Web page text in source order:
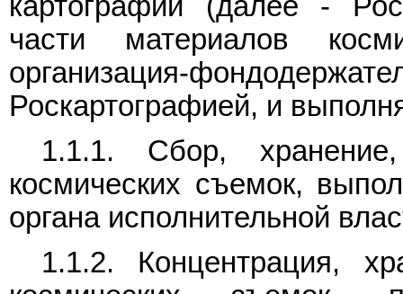
части материалов
организация-
Роскартографией, и
1.1.1. Сбор,
космических съемок,
органа исполнительной
1.1.2. Концентрация,